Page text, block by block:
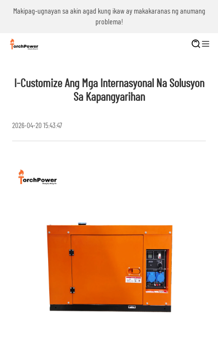
Makipag-ugnayan sa akin agad kung ikaw ay makakaranas ng anumang
problema!
I-Customize Ang Mga Internasyonal Na Solusyon
Sa Kapangyarihan
2026-04-20 15:43:47